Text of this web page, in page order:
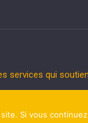
services qui
Si vous